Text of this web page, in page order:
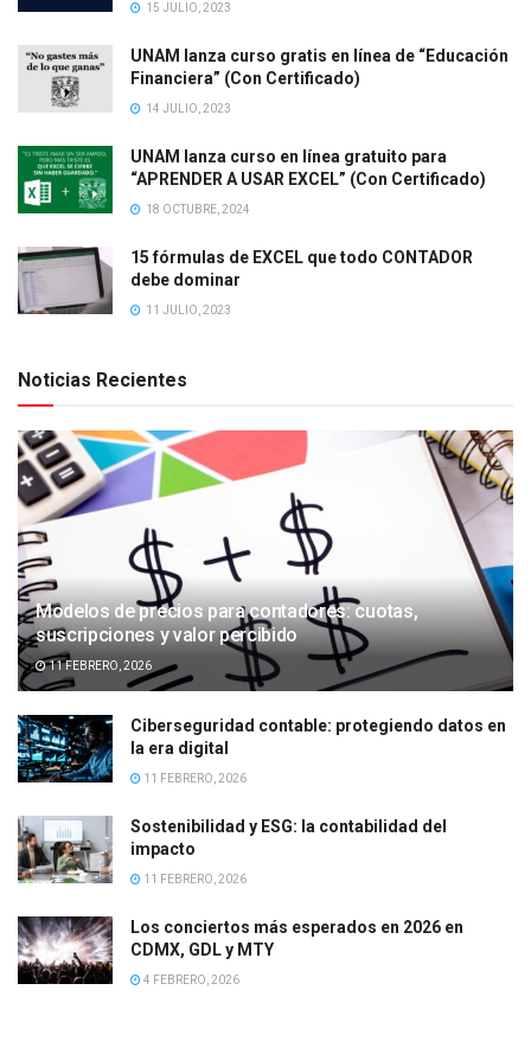
15 JULIO, 2023
UNAM lanza curso gratis en línea de “Educación
Financiera” (Con Certificado)
14 JULIO, 2023
UNAM lanza curso en línea gratuito para
“APRENDER A USAR EXCEL” (Con Certificado)
18 OCTUBRE, 2024
15 fórmulas de EXCEL que todo CONTADOR
debe dominar
11 JULIO, 2023
Noticias Recientes
Modelos de precios para contadores: cuotas,
suscripciones y valor percibido
11 FEBRERO, 2026
Ciberseguridad contable: protegiendo datos en
la era digital
11 FEBRERO, 2026
Sostenibilidad y ESG: la contabilidad del
impacto
11 FEBRERO, 2026
Los conciertos más esperados en 2026 en
CDMX, GDL y MTY
4 FEBRERO, 2026